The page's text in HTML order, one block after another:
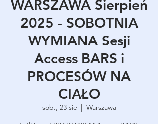
WARSZAWA Sierpień
2025 - SOBOTNIA
WYMIANA Sesji
Access BARS i
PROCESÓW NA
CIAŁO
sob., 23 sie
  |
Warszawa